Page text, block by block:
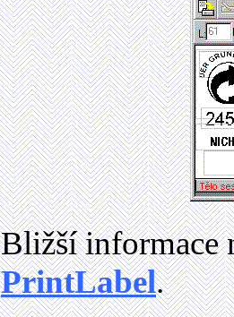
Bližší informace
PrintLabel.